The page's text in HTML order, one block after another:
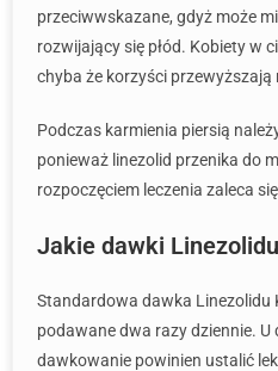
przeciwwskazane, gdyż może
rozwijający się płód. Kobiety w
chyba że korzyści przewyższają
Podczas karmienia piersią
ponieważ linezolid przenika do
rozpoczęciem leczenia zaleca
Jakie dawki
Standardowa dawka Linezolidu
podawane dwa razy dziennie. U
dawkowanie powinien ustalić